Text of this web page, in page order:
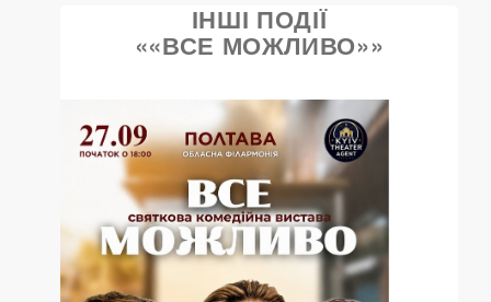
ІНШІ ПОДІЇ
««ВСЕ МОЖЛИВО»»